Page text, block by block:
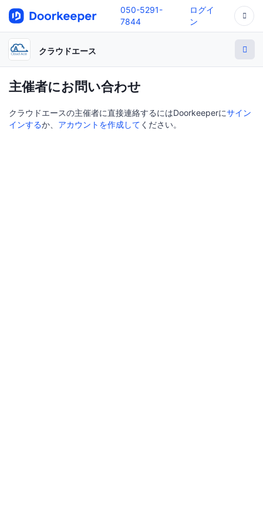
050-5291-
7844
ログイ
ン
クラウドエース
主催者にお問い合わせ
クラウドエースの主催者に直接連絡するにはDoorkeeperにサイン
インするか、 アカウントを作成して ください。